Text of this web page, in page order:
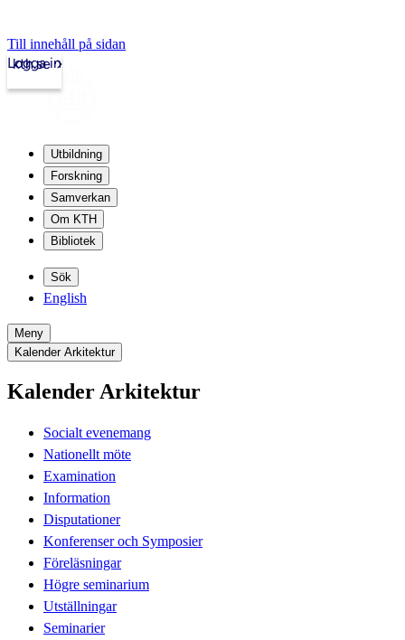
Till innehåll på sidan
kth.se
Logga in
Utbildning
Forskning
Samverkan
Om KTH
Bibliotek
Sök
English
Meny
Kalender Arkitektur
Kalender Arkitektur
Socialt evenemang
Nationellt möte
Examination
Information
Disputationer
Konferenser och Symposier
Föreläsningar
Högre seminarium
Utställningar
Seminarier